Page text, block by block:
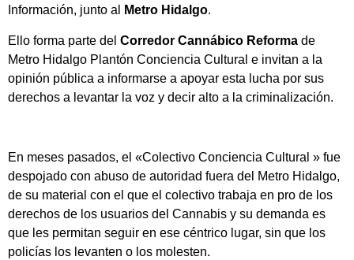
Información, junto al
Metro Hidalgo.
Ello forma parte del Corredor Cannábico Reforma de
Metro Hidalgo Plantón Conciencia Cultural e invitan a la
opinión pública a informarse a apoyar esta lucha por sus
derechos a levantar la voz y decir alto a la criminalización.
En meses pasados, el «Colectivo Conciencia Cultural » fue
despojado con abuso de autoridad fuera del Metro Hidalgo,
de su material con el que el colectivo trabaja en pro de los
derechos de los usuarios del Cannabis y su demanda es
que les permitan seguir en ese céntrico lugar, sin que los
policías los levanten o los molesten.